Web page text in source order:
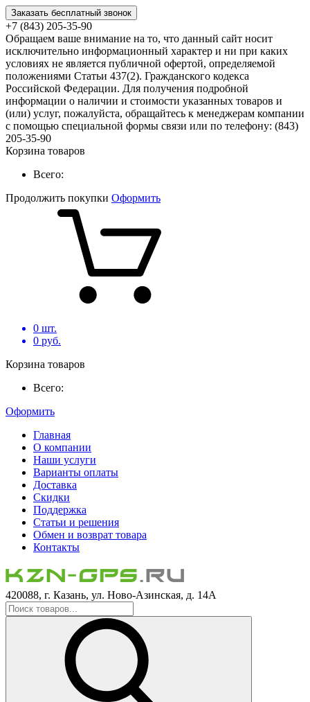
Заказать бесплатный звонок
+7 (843) 205-35-90
Обращаем ваше внимание на то, что данный сайт носит
исключительно информационный характер и ни при каких
условиях не является публичной офертой, определяемой
положениями Статьи 437(2). Гражданского кодекса
Российской Федерации. Для получения подробной
информации о наличии и стоимости указанных товаров и
(или) услуг, пожалуйста, обращайтесь к менеджерам компании
с помощью специальной формы связи или по телефону: (843)
205-35-90
Корзина товаров
Всего:
Продолжить покупки Оформить
0 шт.
0 руб.
Корзина товаров
Всего:
Оформить
Главная
О компании
Наши услуги
Варианты оплаты
Доставка
Скидки
Поддержка
Статьи и решения
Обмен и возврат товара
Контакты
420088, г. Казань, ул. Ново-Азинская, д. 14А